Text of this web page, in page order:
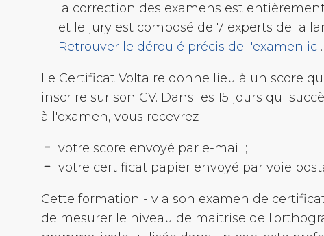
la correction des examens est
et le jury est composé de 7 experts de la
Retrouver le déroulé précis de l'examen ici.
Le Certificat Voltaire donne lieu à un score
inscrire sur son CV. Dans les 15 jours qui
à l'examen, vous recevrez :
votre score envoyé par e-mail ;
votre certificat papier envoyé par voie
Cette formation - via son examen de
de mesurer le niveau de maitrise de